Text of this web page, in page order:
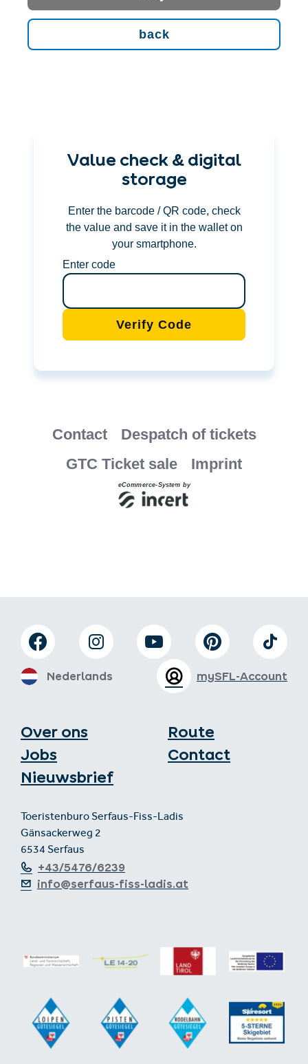
Over ons
Jobs
Nieuwsbrief
Route
Contact
Toeristenburo Serfaus-Fiss-Ladis
Gänsackerweg 2
6534 Serfaus
+43/5476/6239
info@serfaus-fiss-ladis.at
mySFL-Account
Nederlands